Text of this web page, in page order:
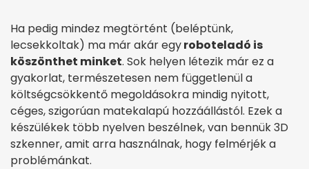
Ha pedig mindez megtörtént (beléptünk,
lecsekkoltak) ma már akár egyroboteladó is
köszönthet minket. Sok helyen létezik már ez a
gyakorlat, természetesen nem függetlenül a
költségcsökkentő megoldásokra mindig nyitott,
céges, szigorúan matekalapú hozzáállástól. Ezek a
készülékek több nyelven beszélnek, van bennük 3D
szkenner, amit arra használnak, hogy felmérjék a
problémánkat.